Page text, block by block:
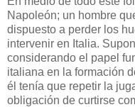
Napoleón; un hombre
dispuesto a perder los
intervenir en Italia.
considerando el papel
italiana en la formación
él tenía que repetir la
obligación de curtirse